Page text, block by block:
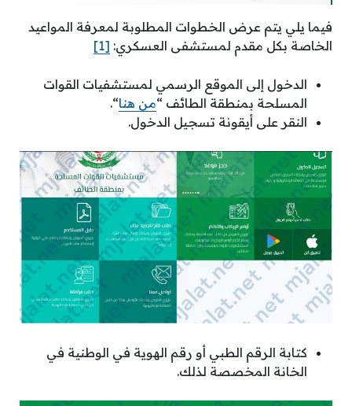
فيما يلي يتم عرض الخطوات المطلوبة لمعرفة المواعيد
الخاصة بكل مقدم لمستشفى العسكري: [1]
الدخول إلى الموقع الرسمي لمستشفيات القوات
المسلحة بمنطقة الطائف “من هنا“.
النقر على أيقونة تسجيل الدخول.
كتابة الرقم الطبي أو رقم الهوية في الوطنية في
الخانة المخصصة لذلك.